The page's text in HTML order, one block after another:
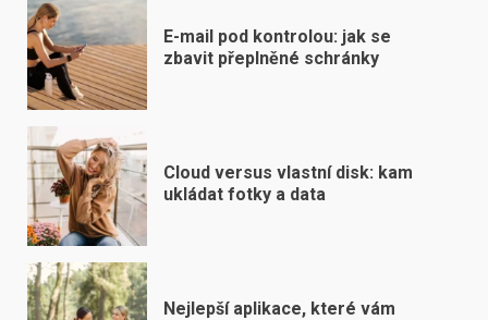
E-mail pod kontrolou: jak se
zbavit přeplněné schránky
Cloud versus vlastní disk: kam
ukládat fotky a data
Nejlepší aplikace, které vám